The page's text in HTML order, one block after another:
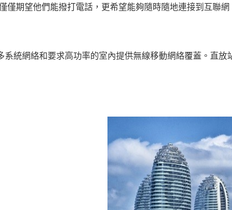
期望他們能撥打電話，更希望能夠隨時隨地連接到互聯
統網絡和要求高功率的室內提供無線移動網絡覆蓋。直